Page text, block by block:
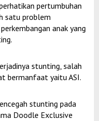
pertumbuhan
satu problem
anak yang
stunting, salah
bermanfaat yaitu ASI.
stunting pada
Doodle Exclusive